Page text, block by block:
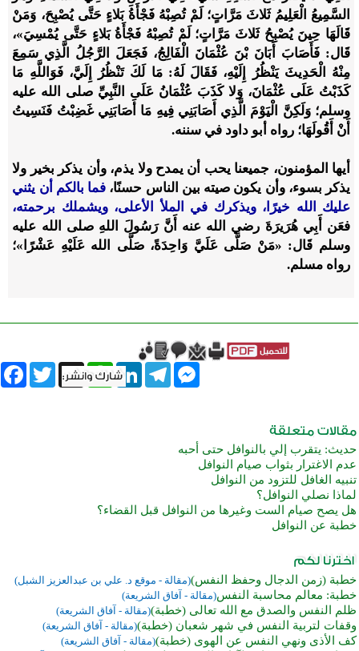
السَّمِيعُ الْعَلِيمُ ثَلاثَ مَرَّاتٍ؛ لَمْ تُصِبْهُ فَجْأَةُ بَلاءٍ حَتَّى يُصْبِحَ، وَمَنْ
قَالَهَا حِينَ يُصْبِحُ ثَلاثَ مَرَّاتٍ؛ لَمْ تُصِبْهُ فَجْأَةُ بَلاءٍ حَتَّى يُمْسِيَ»،
قَال: فَأَصَابَ أَبَانَ بْنَ عُثْمَانَ الْفَالِجُ، فَجَعَلَ الرَّجُلُ الَّذِي سَمِعَ
مِنْهُ الْحَدِيثَ يَنْظُرُ إِلَيْهِ، فَقَالَ لَهُ: مَا لَكَ تَنْظُرُ إِلَيَّ، فَوَاللَّهِ مَا
كَذَبْتُ عَلَى عُثْمَانَ، وَلا كَذَبَ عُثْمَانُ عَلَى النَّبِيِّ صلى الله عليه
وسلم؛ وَلَكِنَّ الْيَوْمَ الَّذِي أَصَابَنِي فِيهِ مَا أَصَابَنِي غَضِبْتُ فَنَسِيتُ
أَنْ أَقُولَهَا؛ رواه أبو داود في سننه.
أيها المؤمنون، جميعنا يحب أن يمدح ولا يذم، وأن يذكر بخير ولا
يذكر بسوء، وأن يكون صيته بين الناس حسنًا، فما بالكم أن يثني
عليك الله خيرًا، ويذكرك في الملأ الأعلى، ويشملك برحمته،
فعَن أَبِي هُرَيرَةَ رضي الله عنه أَنَّ رَسُولَ اللهِ صلى الله عليه
وسلم قَال: «مَنْ صَلَّى عَلَيَّ وَاحِدَةً، صَلَّى الله عَلَيْهِ عَشْرًا»؛
رواه مسلم.
Twitter X
WhatsAppLinkedInTelegram
Messenger
حديث: يتقرب إلي بالنوافل حتى أحبه
عدم الاغترار بثواب صيام النوافل
تنبيه الغافل للتزود من النوافل
لماذا نصلي النوافل؟
هل يصح صيام الست وغيرها من النوافل قبل القضاء؟
خطبة عن النوافل
خطبة (زمن الدجال وحفظ النفس)(مقالة - موقع د. علي بن عبدالعزيز الشبل)
خطبة: معالم محاسبة النفس(مقالة - آفاق الشريعة)
ظلم النفس والصدق مع الله تعالى (خطبة)(مقالة - آفاق الشريعة)
وقفات لتربية النفس في شهر شعبان (خطبة)(مقالة - آفاق الشريعة)
كف الأذى ونهي النفس عن الهوى (خطبة)(مقالة - آفاق الشريعة)